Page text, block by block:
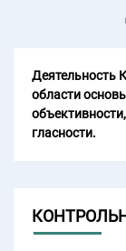
Деятельность
области
гласности.